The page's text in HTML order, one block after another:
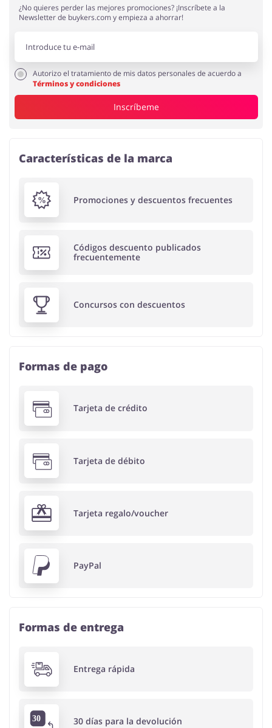
¿No quieres perder las mejores promociones? ¡Inscríbete a la
Newsletter de buykers.com y empieza a ahorrar!
Autorizo el tratamiento de mis datos personales de acuerdo a
Términos y condiciones
Inscríbeme
Características de la marca
Promociones y descuentos frecuentes
Códigos descuento publicados
frecuentemente
Concursos con descuentos
Formas de pago
Tarjeta de crédito
Tarjeta de débito
Tarjeta regalo/voucher
PayPal
Formas de entrega
Entrega rápida
30 días para la devolución